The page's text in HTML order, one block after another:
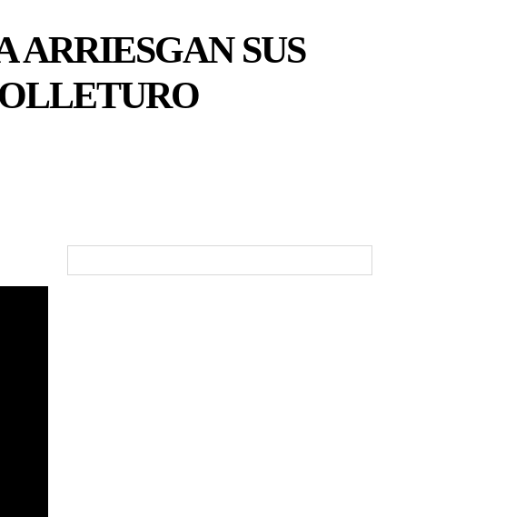
ARRIESGAN SUS